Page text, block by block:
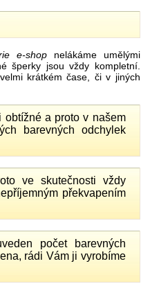
e-shopnelákáme umělými
šperky jsou vždy kompletní.
krátkém čase, či v jiných
a proto v našem
barevných odchylek
ve skutečnosti vždy
překvapením
počet barevných
rádi Vám ji vyrobíme